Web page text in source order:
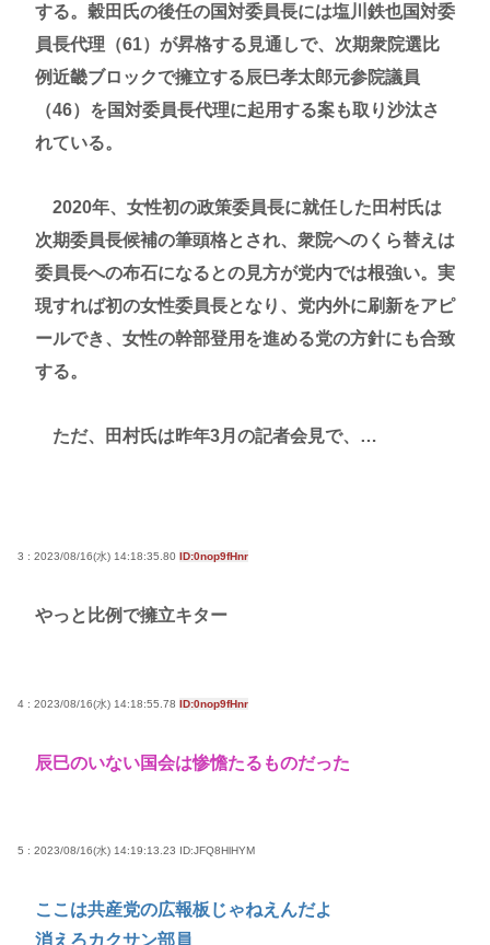
する。穀田氏の後任の国対委員長には塩川鉄也国対委
員長代理（61）が昇格する見通しで、次期衆院選比
例近畿ブロックで擁立する辰巳孝太郎元参院議員
（46）を国対委員長代理に起用する案も取り沙汰さ
れている。
2020年、女性初の政策委員長に就任した田村氏は
次期委員長候補の筆頭格とされ、衆院へのくら替えは
委員長への布石になるとの見方が党内では根強い。実
現すれば初の女性委員長となり、党内外に刷新をアピ
ールでき、女性の幹部登用を進める党の方針にも合致
する。
ただ、田村氏は昨年3月の記者会見で、…
3 : 2023/08/16(水) 14:18:35.80 ID:0nop9fHnr
やっと比例で擁立キター
4 : 2023/08/16(水) 14:18:55.78 ID:0nop9fHnr
辰巳のいない国会は惨憺たるものだった
5 : 2023/08/16(水) 14:19:13.23 ID:JFQ8HlHYM
ここは共産党の広報板じゃねえんだよ
消えろカクサン部員